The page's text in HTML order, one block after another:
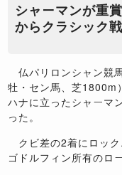
シャーマンが重
からクラシック
仏パリロンシャン競
牡・セン馬、芝1800m
ハナに立ったシャーマ
った。
クビ差の2着にロッ
ゴドルフィン所有のロ